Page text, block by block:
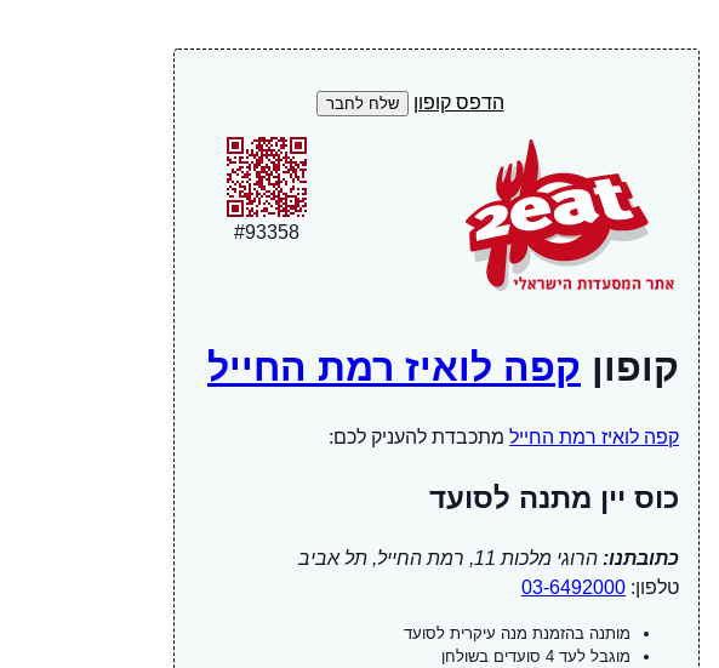
הדפס קופון
#93358
קופון קפה לואיז רמת החייל
קפה לואיז רמת החייל מתכבדת להעניק לכם:
כוס יין מתנה לסועד
כתובתנו: הרוגי מלכות 11, רמת החייל, תל אביב
טלפון: 03-6492000
מותנה בהזמנת מנה עיקרית לסועד
מוגבל לעד 4 סועדים בשולחן